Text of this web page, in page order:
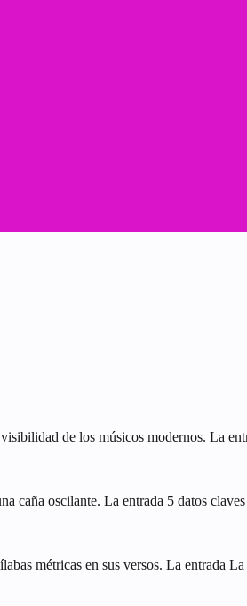
de los músicos modernos. La
caña oscilante. La entrada 5 datos
métricas en sus versos. La entrada